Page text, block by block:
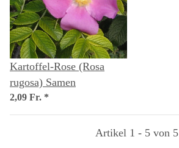
Kartoffel-Rose (Rosa
rugosa) Samen
2,09 Fr. *
Artikel 1 - 5 von 5